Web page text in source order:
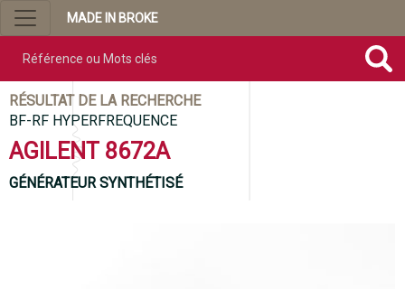
MADE IN BROKE
RÉSULTAT DE LA RECHERCHE
BF-RF HYPERFREQUENCE
AGILENT 8672A
GÉNÉRATEUR SYNTHÉTISÉ